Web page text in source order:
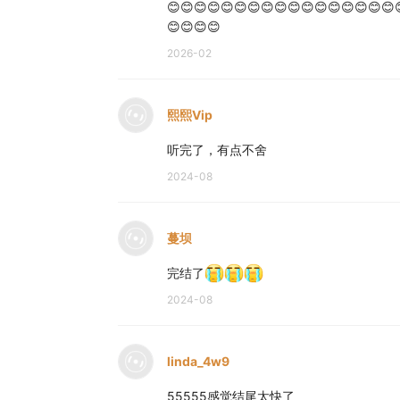
😊😊😊😊
2026-02
熙熙Vip
听完了，有点不舍
2024-08
蔓坝
完结了
2024-08
linda_4w9
55555感觉结尾太快了